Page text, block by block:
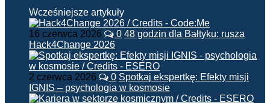
Wcześniejsze artykuły
16 czerwca 2026 0 48 godzin dla Bałtyku: rusza
Hack4Change 2026
2 czerwca 2026 0 Spotkaj ekspertkę: Efekty misji
IGNIS – psychologia w kosmosie